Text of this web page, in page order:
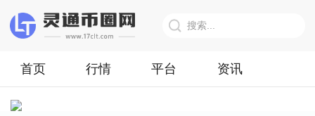
首页 行情 平台 资讯